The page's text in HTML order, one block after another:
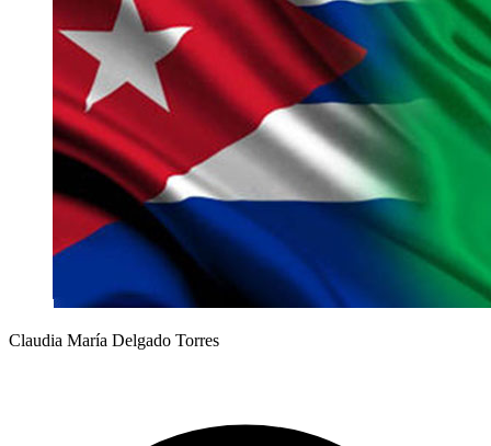
Claudia María Delgado Torres